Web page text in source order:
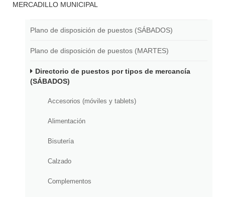
MERCADILLO MUNICIPAL
Plano de disposición de puestos (SÁBADOS)
Plano de disposición de puestos (MARTES)
Directorio de puestos por tipos de mercancía
(SÁBADOS)
Accesorios (móviles y tablets)
Alimentación
Bisutería
Calzado
Complementos